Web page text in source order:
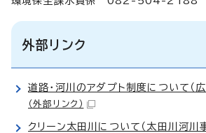
外部リンク
道路・河川のアダプト制度について（
（外部リンク）
クリーン太田川について（太田川河川